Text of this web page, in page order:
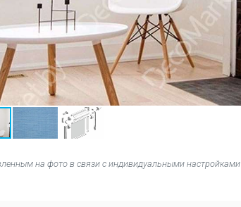
на фото в связи с индивидуальными настройками